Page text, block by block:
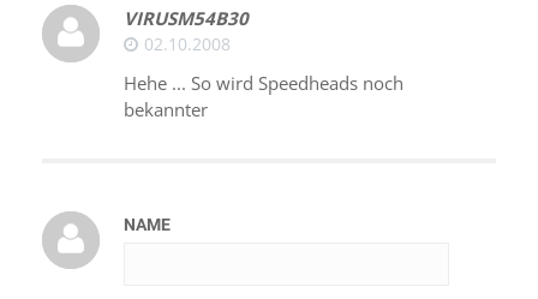
VIRUSM54B30
02.10.2008
Hehe ... So wird Speedheads noch
bekannter
NAME